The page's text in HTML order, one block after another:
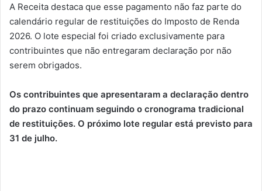
A Receita destaca que esse pagamento não faz parte do
calendário regular de restituições do Imposto de Renda
2026. O lote especial foi criado exclusivamente para
contribuintes que não entregaram declaração por não
serem obrigados.
Os contribuintes que apresentaram a declaração dentro
do prazo continuam seguindo o cronograma tradicional
de restituições. O próximo lote regular está previsto para
31 de julho.